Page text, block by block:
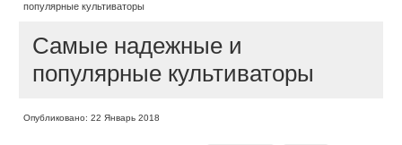
популярные культиваторы
Самые надежные и
популярные культиваторы
Опубликовано: 22 Январь 2018